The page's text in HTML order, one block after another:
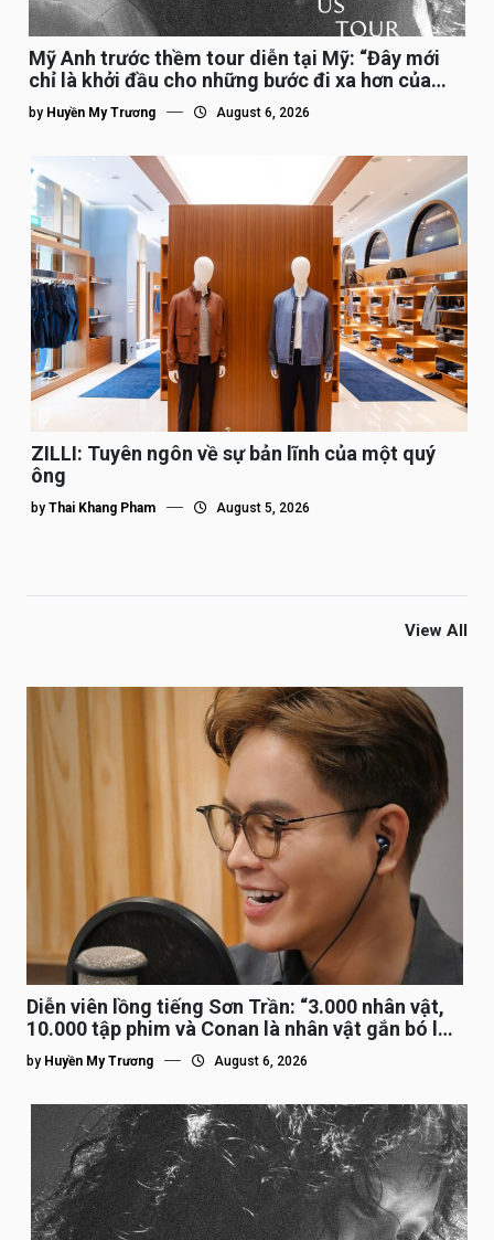
Mỹ Anh trước thềm tour diễn tại Mỹ: “Đây mới
chỉ là khởi đầu cho những bước đi xa hơn của
tôi”
by Huyền My Trương August 6, 2026
ZILLI: Tuyên ngôn về sự bản lĩnh của một quý
ông
by Thai Khang Pham August 5, 2026
View All
Diễn viên lồng tiếng Sơn Trần: “3.000 nhân vật,
10.000 tập phim và Conan là nhân vật gắn bó lâu
nhất”
by Huyền My Trương August 6, 2026